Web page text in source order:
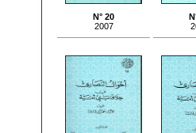
N° 20
2007